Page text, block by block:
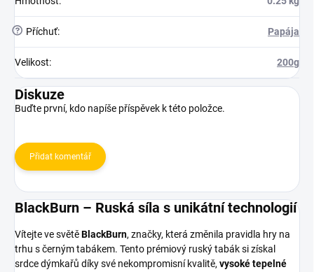
? Příchuť: Papája
Velikost: 200g
Diskuze
Buďte první, kdo napíše příspěvek k této položce.
Přidat komentář
BlackBurn – Ruská síla s unikátní technologií
Vítejte ve světěBlackBurn, značky, která změnila pravidla hry na
trhu s černým tabákem. Tento prémiový ruský tabák si získal
srdce dýmkařů díky své nekompromisní kvalitě, vysoké tepelné